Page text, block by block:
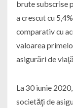
brute subscrise
a crescut cu
comparativ cu
valoarea
asigurări de
La 30 iunie
societăţi de